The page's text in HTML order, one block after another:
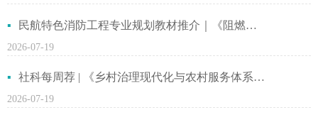
民航特色消防工程专业规划教材推介｜《阻燃材料性能与测试》
2026-07-19
社科每周荐 | 《乡村治理现代化与农村服务体系社会化耦合研究》 新书上市
2026-07-19